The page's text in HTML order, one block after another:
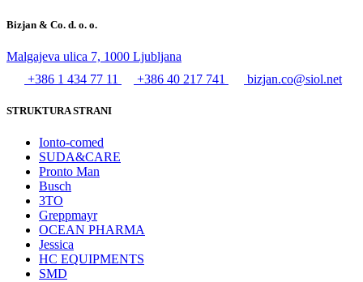
Bizjan & Co. d. o. o.
Malgajeva ulica 7, 1000 Ljubljana
+386 1 434 77 11
+386 40 217 741 bizjan.co@siol.net
STRUKTURA STRANI
Ionto-comed
SUDA&CARE
Pronto Man
Busch
3TO
Greppmayr
OCEAN PHARMA
Jessica
HC EQUIPMENTS
SMD